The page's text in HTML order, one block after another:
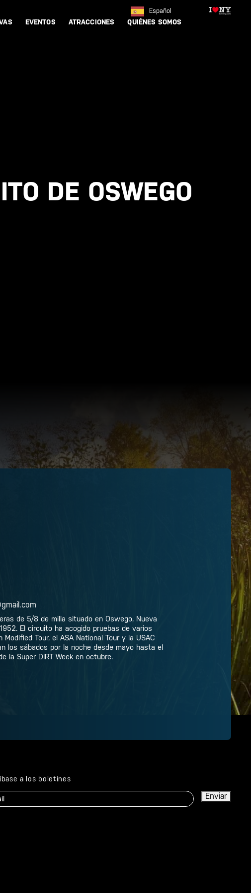
Español
EVENTOS ATRACCIONES QUIÉNES SOMOS
DE OSWEGO
de 5/8 de milla situado en Oswego, Nueva
El circuito ha acogido pruebas de varios
Tour, el ASA National Tour y la USAC
los sábados por la noche desde mayo hasta el
la Super DIRT Week en octubre.
a los boletines
Enviar